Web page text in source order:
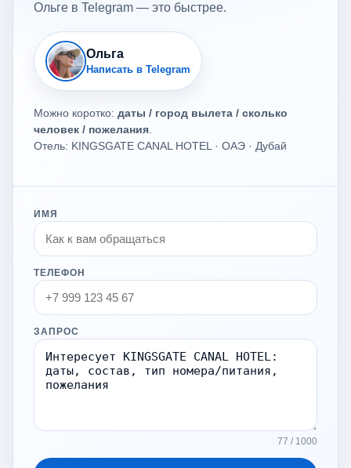
Ольге в Telegram — это быстрее.
Ольга
Написать в Telegram
Можно коротко: даты / город вылета / сколько
человек / пожелания
Отель: KINGSGATE CANAL HOTEL · ОАЭ · Дубай
ИМЯ
ТЕЛЕФОН
ЗАПРОС
77 / 1000